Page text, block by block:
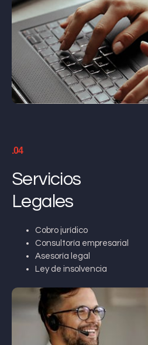
.04
Servicios
Legales
Cobro jurídico
Consultoría empresarial
Asesoría legal
Ley de insolvencia